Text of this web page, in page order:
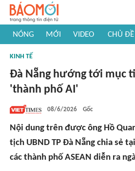
NÓNG MỚI VIDEO CHỦ ĐỀ
#Khám phá thế giới
KINH TẾ
Đà Nẵng hướng tới mục
'thành phố AI'
08/6/2026 Gốc
Nội dung trên được ông Hồ
tịch UBND TP Đà Nẵng chia sẻ
các thành phố ASEAN diễn ra